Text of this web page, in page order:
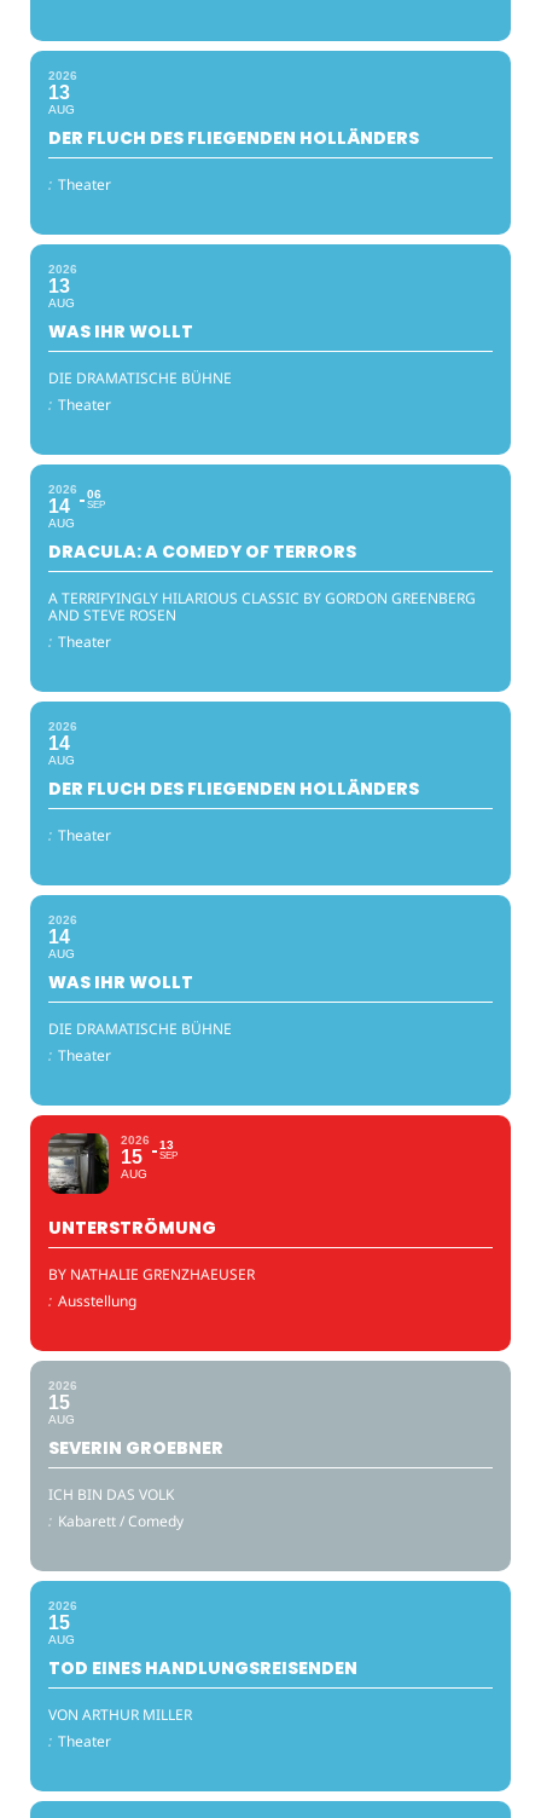
2026
13
AUG
DER FLUCH DES FLIEGENDEN HOLLÄNDERS
: Theater
2026
13
AUG
WAS IHR WOLLT
DIE DRAMATISCHE BÜHNE
: Theater
2026
14
AUG
06
SEP
DRACULA: A COMEDY OF TERRORS
A TERRIFYINGLY HILARIOUS CLASSIC BY GORDON GREENBERG
AND STEVE ROSEN
: Theater
2026
14
AUG
DER FLUCH DES FLIEGENDEN HOLLÄNDERS
: Theater
2026
14
AUG
WAS IHR WOLLT
DIE DRAMATISCHE BÜHNE
: Theater
2026
15
AUG
13
SEP
UNTERSTRÖMUNG
BY NATHALIE GRENZHAEUSER
: Ausstellung
2026
15
AUG
SEVERIN GROEBNER
ICH BIN DAS VOLK
: Kabarett / Comedy
2026
15
AUG
TOD EINES HANDLUNGSREISENDEN
VON ARTHUR MILLER
: Theater